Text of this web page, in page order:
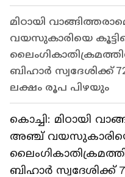
മിഠായി
വയസുകാരിയെ
ബിഹാർ സ്വദേശിക്ക്
ലക്ഷം രൂപ പിഴയും
കൊച്ചി: മിഠായി
അഞ്ച്
ബിഹാർ സ്വദേശിക്ക്